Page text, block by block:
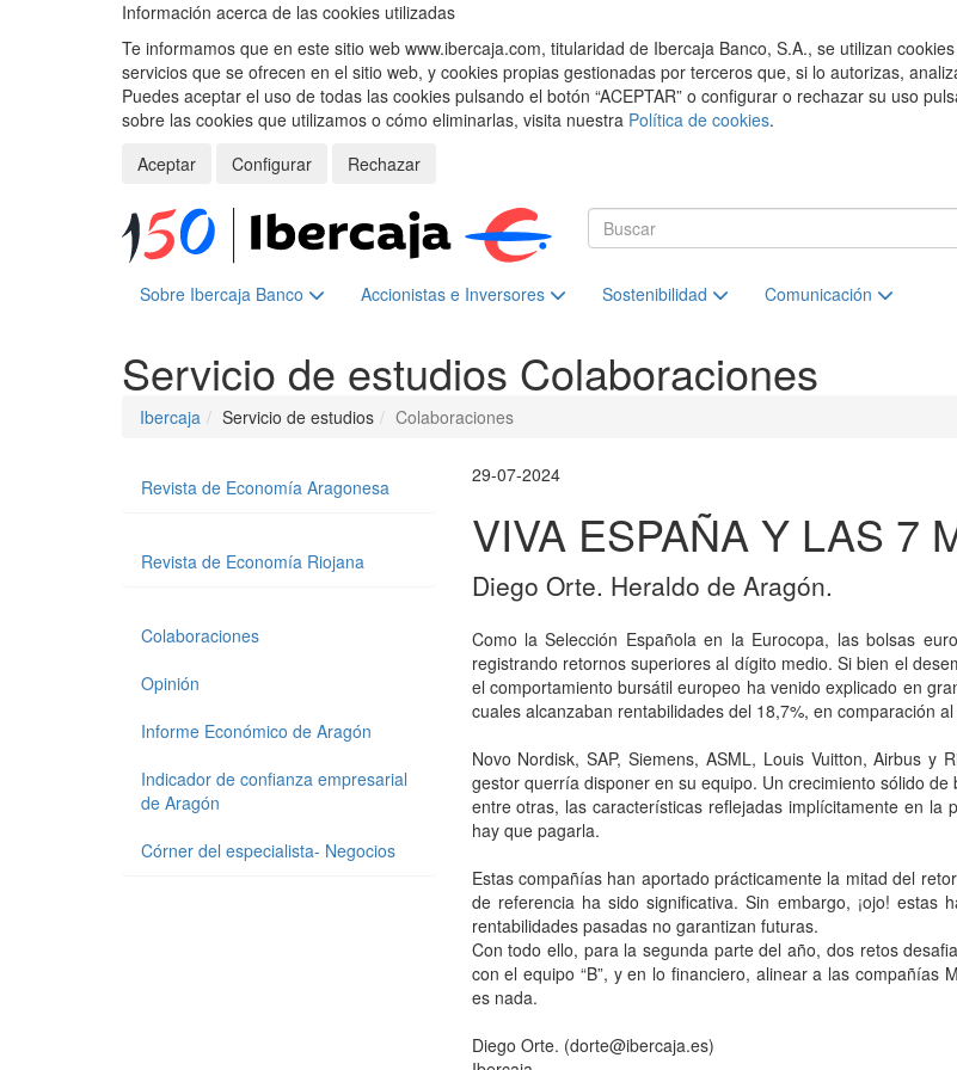
Información acerca de las cookies utilizadas
Te informamos que en este sitio web www.ibercaja.com, titularidad de Ibercaja Banco, S.A., se utilizan
servicios que se ofrecen en el sitio web, y cookies propias gestionadas por terceros que, si lo autorizas,
Puedes aceptar el uso de todas las cookies pulsando el botón “ACEPTAR” o configurar o rechazar su uso
sobre las cookies que utilizamos o cómo eliminarlas, visita nuestra Política de cookies.
Aceptar
Configurar
Rechazar
Sobre Ibercaja Banco Accionistas e Inversores Sostenibilidad Comunicación
Servicio de estudios Colaboraciones
Ibercaja Servicio de estudios Colaboraciones
29-07-2024
VIVA ESPAÑA Y LAS 7
Diego Orte. Heraldo de Aragón.
Como la Selección Española en la Eurocopa, las bolsas
registrando retornos superiores al dígito medio. Si bien el
el comportamiento bursátil europeo ha venido explicado en
cuales alcanzaban rentabilidades del 18,7%, en comparación
Novo Nordisk, SAP, Siemens, ASML, Louis Vuitton, Airbus
gestor querría disponer en su equipo. Un crecimiento sólido
entre otras, las características reflejadas implícitamente en
hay que pagarla.
Estas compañías han aportado prácticamente la mitad del
de referencia ha sido significativa. Sin embargo, ¡ojo!
rentabilidades pasadas no garantizan futuras.
Con todo ello, para la segunda parte del año, dos retos
con el equipo “B”, y en lo financiero, alinear a las
es nada.
Diego Orte. (dorte@ibercaja.es)
Revista de Economía Aragonesa
Revista de Economía Riojana
Colaboraciones
Opinión
Informe Económico de Aragón
Indicador de confianza empresarial
de Aragón
Córner del especialista- Negocios